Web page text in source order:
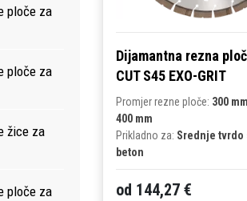
ploče za
ploče za
žice za
ploče za
Dijamantna rezna
CUT S45 EXO-GRIT
Promjer rezne ploče: 300
400 mm
Prikladno za: Srednje tvrdo
beton
od 144,27 €